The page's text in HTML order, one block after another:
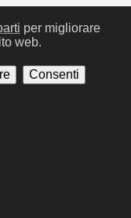
per migliorare
web.
Consenti